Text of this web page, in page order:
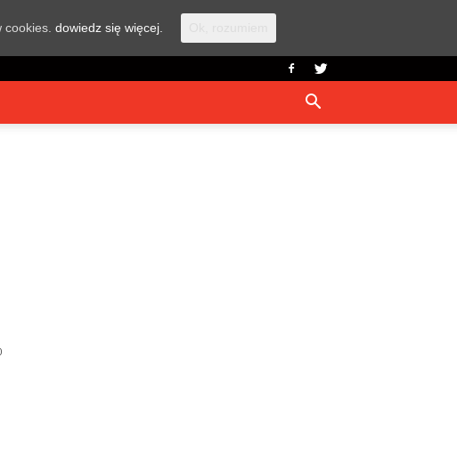
dowiedz się więcej.